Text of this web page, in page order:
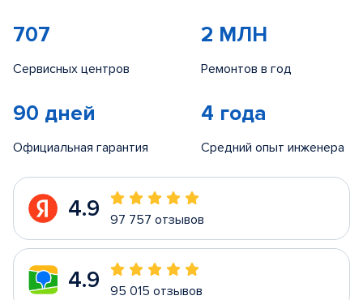
707
Сервисных центров
2 МЛН
Ремонтов в год
90 дней
Официальная гарантия
4 года
Средний опыт инженера
4.9 97 757 отзывов
4.9 95 015 отзывов